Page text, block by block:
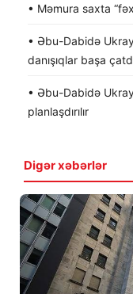
• Məmura saxta
• Əbu-Dabidə
danışıqlar başa
• Əbu-Dabidə
planlaşdırılır
Digər xəbərlər